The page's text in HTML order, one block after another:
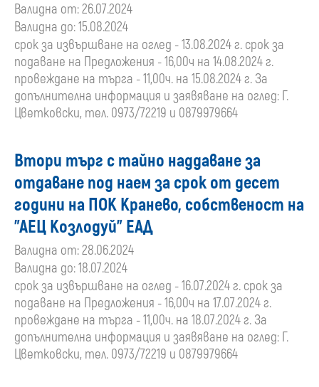
Валидна от: 26.07.2024
Валидна до: 15.08.2024
срок за извършване на оглед - 13.08.2024 г. срок за
подаване на Предложения - 16,00ч на 14.08.2024 г.
провеждане на търга - 11,00ч. на 15.08.2024 г. За
допълнителна информация и заявяване на оглед: Г.
Цветковски, тел. 0973/72219 и 0879979664
Втори търг с тайно наддаване за
отдаване под наем за срок от десет
години на ПОК Кранево, собственост на
"АЕЦ Козлодуй" ЕАД
Валидна от: 28.06.2024
Валидна до: 18.07.2024
срок за извършване на оглед - 16.07.2024 г. срок за
подаване на Предложения - 16,00ч на 17.07.2024 г.
провеждане на търга - 11,00ч. на 18.07.2024 г. За
допълнителна информация и заявяване на оглед: Г.
Цветковски, тел. 0973/72219 и 0879979664